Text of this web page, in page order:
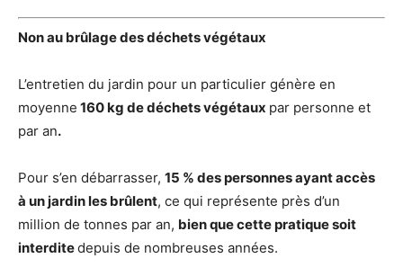
Non au brûlage des déchets végétaux
L’entretien du jardin pour un particulier génère en
moyenne 160 kg de déchets végétaux par personne et
par an.
Pour s’en débarrasser, 15 % des personnes ayant accès
à un jardin les brûlent, ce qui représente près d’un
million de tonnes par an, bien que cette pratique soit
interditedepuis de nombreuses années.